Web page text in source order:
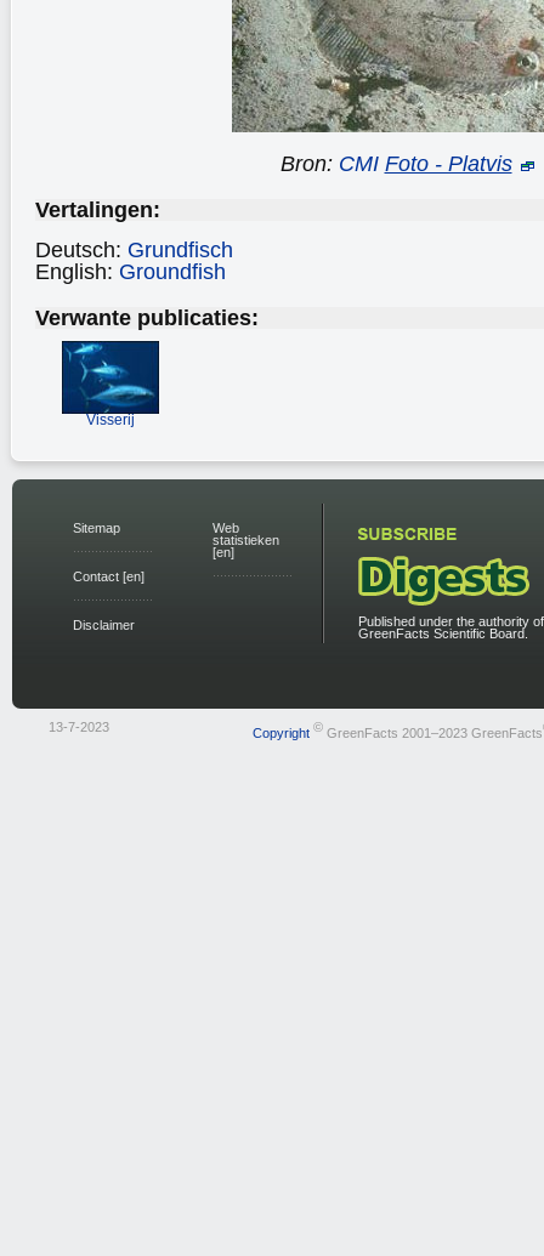
Bron: CMI Foto - Platvis
Vertalingen:
Deutsch: Grundfisch
English: Groundfish
Verwante publicaties:
Visserij
Sitemap
Contact [en]
Disclaimer
Web
statistieken
[en]
Published under the authority
GreenFacts Scientific Board.
13-7-2023 Copyright © GreenFacts 2001–2023 GreenFacts